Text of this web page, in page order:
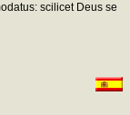
scilicet Deus se